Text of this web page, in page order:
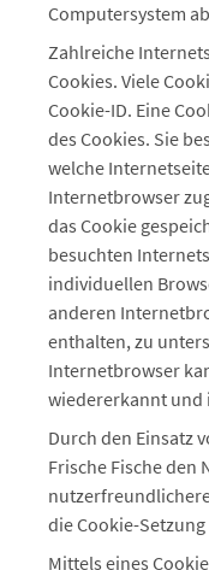
Computersystem
Zahlreiche
Cookies. Viele
Cookie-ID. Eine
des Cookies. Sie
welche
Internetbrowser
das Cookie
besuchten
individuellen
anderen
enthalten, zu
Internetbrowser
wiedererkannt
Durch den Einsatz
Frische Fische den
die Cookie-
Mittels eines